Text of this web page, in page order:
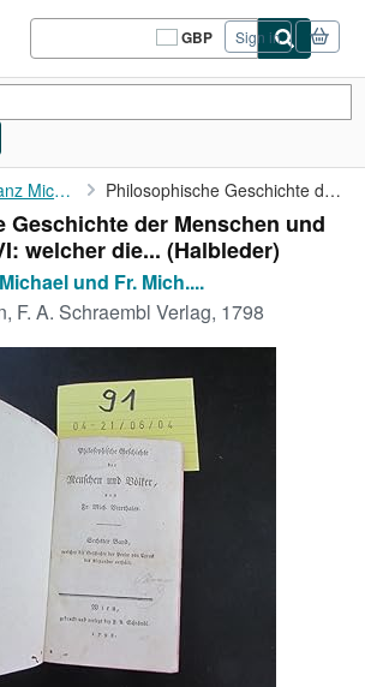
GBP
Site
shopping
Sign in
CLOSE
Vierthaler, Franz Michael und Fr. Mich. Vierthaler: Philosophische Geschichte der Menschen und Völker - Band VI: ...
Geschichte der Menschen und
welcher die... (Halbleder)
und Fr. Mich....
F. A. Schraembl Verlag, 1798